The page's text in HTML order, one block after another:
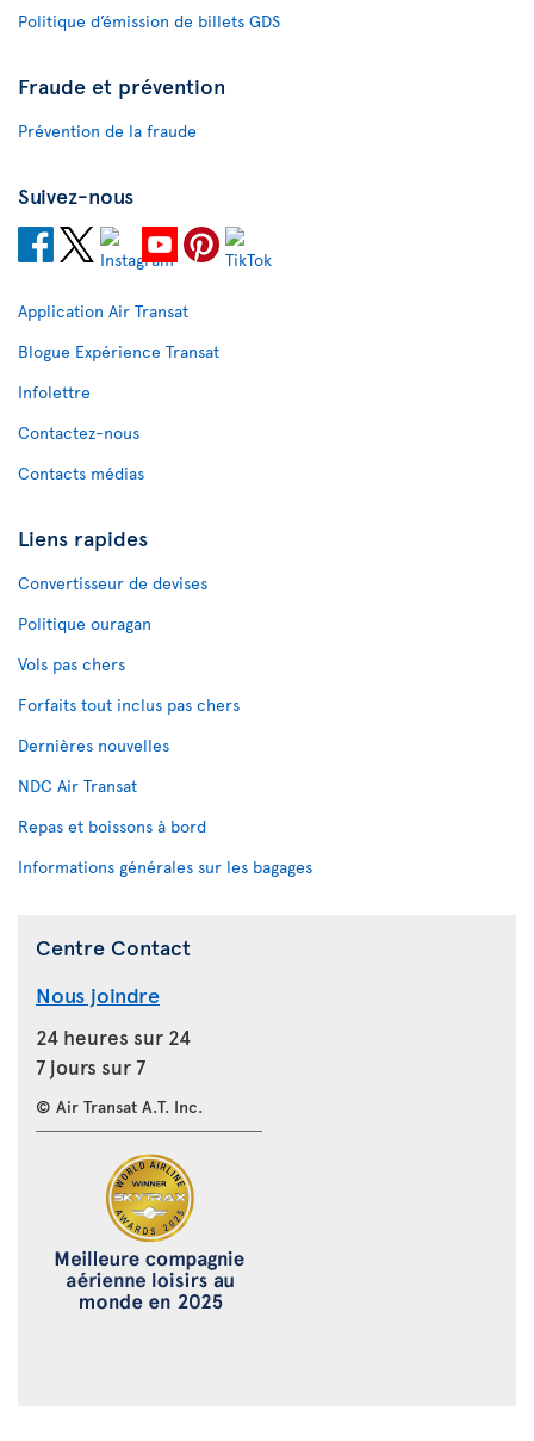
Politique d’émission de billets GDS
Fraude et prévention
Prévention de la fraude
Suivez-nous
Application Air Transat
Blogue Expérience Transat
Infolettre
Contactez-nous
Contacts médias
Liens rapides
Convertisseur de devises
Politique ouragan
Vols pas chers
Forfaits tout inclus pas chers
Dernières nouvelles
NDC Air Transat
Repas et boissons à bord
Informations générales sur les bagages
Centre Contact
Nous joindre
24 heures sur 24
7 jours sur 7
© Air Transat A.T. Inc.